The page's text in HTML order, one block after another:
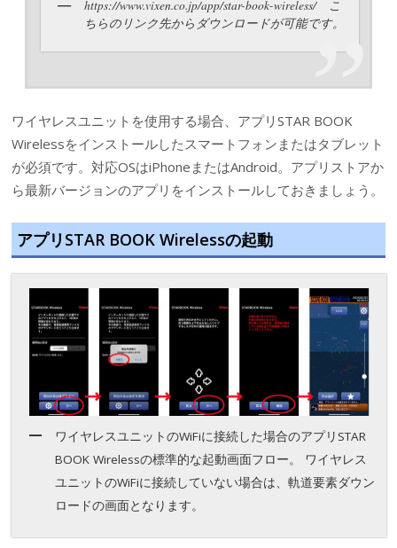
https://www.vixen.co.jp/app/star-book-wireless/ こ
ちらのリンク先からダウンロードが可能です。
ワイヤレスユニットを使用する場合、アプリSTAR BOOK
Wirelessをインストールしたスマートフォンまたはタブレット
が必須です。対応OSはiPhoneまたはAndroid。アプリストアか
ら最新バージョンのアプリをインストールしておきましょう。
アプリSTAR BOOK Wirelessの起動
ワイヤレスユニットのWiFiに接続した場合のアプリSTAR
BOOK Wirelessの標準的な起動画面フロー。 ワイヤレス
ユニットのWiFiに接続していない場合は、軌道要素ダウン
ロードの画面となります。